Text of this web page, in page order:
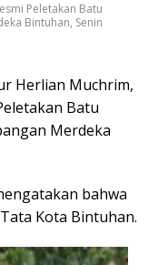
Peletakan Batu
Bintuhan, Senin
Herlian Muchrim,
Batu
Merdeka
bahwa
Kota Bintuhan.